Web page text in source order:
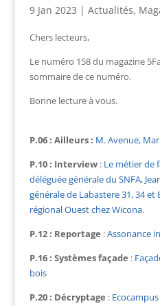
9 Jan 2023 | Actualités,
Chers lecteurs,
Le numéro 158 du magazine
sommaire de ce numéro.
Bonne lecture à vous.
P.06 : Ailleurs : M. Avenue,
P.10 : Interview: Le métier de
déléguée générale du SNFA,
générale de Labastere 31, 34
régional Ouest chez Wicona.
P.12 : Reportage :Assonance
P.16 : Systèmes façade :
bois
P.20 : Décryptage :